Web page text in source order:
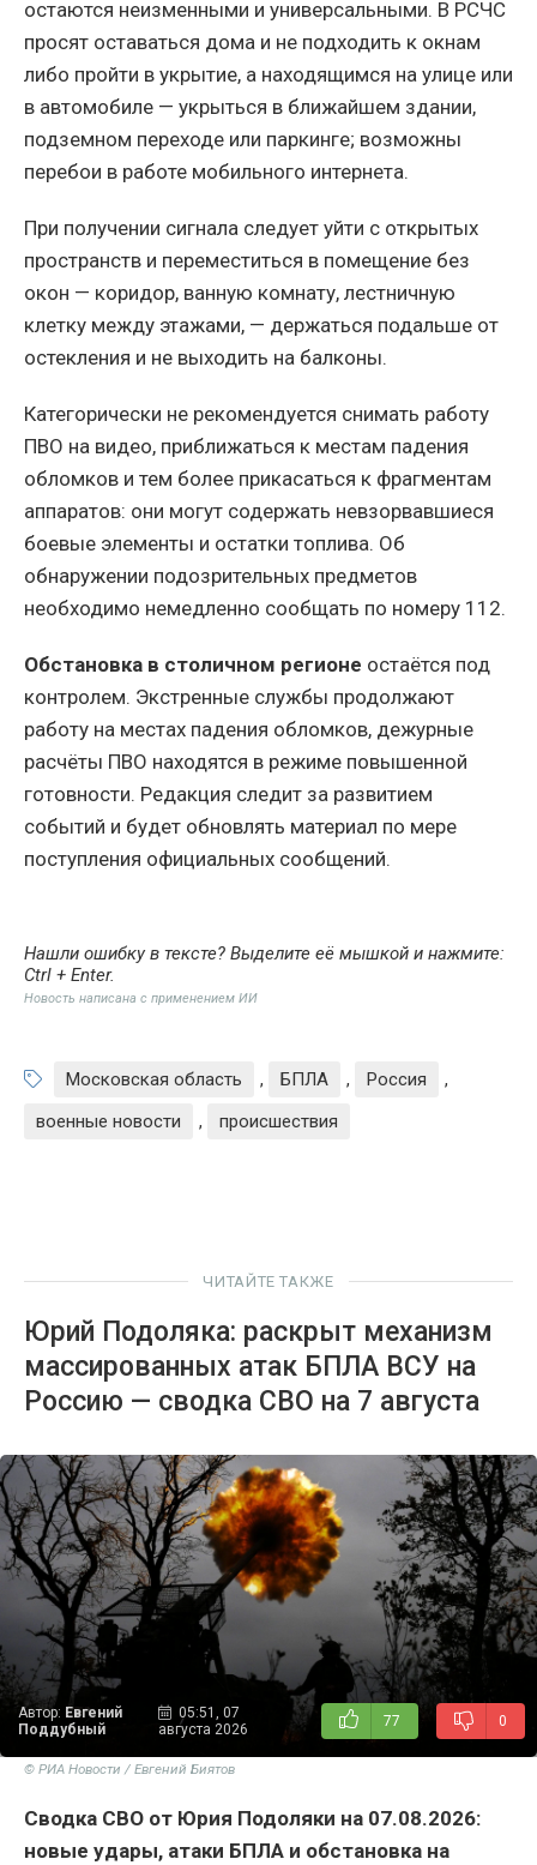
остаются неизменными и универсальными. В РСЧС
просят оставаться дома и не подходить к окнам
либо пройти в укрытие, а находящимся на улице или
в автомобиле — укрыться в ближайшем здании,
подземном переходе или паркинге; возможны
перебои в работе мобильного интернета.
При получении сигнала следует уйти с открытых
пространств и переместиться в помещение без
окон — коридор, ванную комнату, лестничную
клетку между этажами, — держаться подальше от
остекления и не выходить на балконы.
Категорически не рекомендуется снимать работу
ПВО на видео, приближаться к местам падения
обломков и тем более прикасаться к фрагментам
аппаратов: они могут содержать невзорвавшиеся
боевые элементы и остатки топлива. Об
обнаружении подозрительных предметов
необходимо немедленно сообщать по номеру 112.
Обстановка в столичном регионе остаётся под
контролем. Экстренные службы продолжают
работу на местах падения обломков, дежурные
расчёты ПВО находятся в режиме повышенной
готовности. Редакция следит за развитием
событий и будет обновлять материал по мере
поступления официальных сообщений.
Нашли ошибку в тексте? Выделите её мышкой и нажмите:
Ctrl + Enter.
Новость написана с применением ИИ
Московская область , БПЛА , Россия
,
военные новости
, происшествия
ЧИТАЙТЕ ТАКЖЕ
Юрий Подоляка: раскрыт механизм
массированных атак БПЛА ВСУ на
Россию — сводка СВО на 7 августа
Автор: Евгений
Поддубный
05:51, 07
августа 2026
77 0
© РИА Новости / Евгений Биятов
Сводка СВО от Юрия Подоляки на 07.08.2026:
новые удары, атаки БПЛА и обстановка на